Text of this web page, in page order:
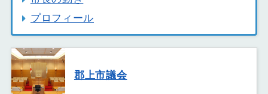
プロフィール
郡上市議会